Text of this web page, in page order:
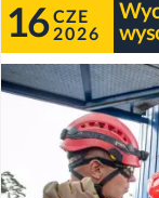
16 CZE
2026